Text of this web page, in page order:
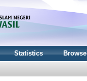
Statistics Browse